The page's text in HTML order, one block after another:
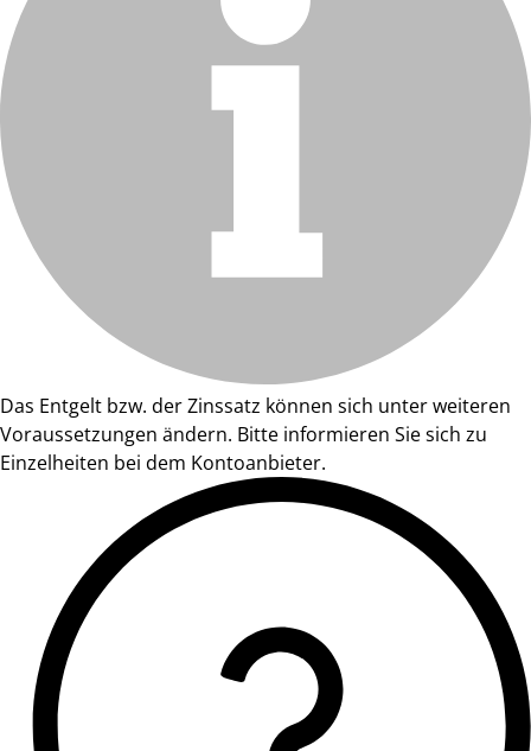
Das Entgelt bzw. der Zinssatz können sich unter weiteren
Voraussetzungen ändern. Bitte informieren Sie sich zu
Einzelheiten bei dem Kontoanbieter.